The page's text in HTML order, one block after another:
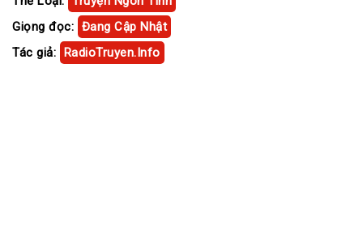
Giọng đọc: Đang Cập Nhật
Tác giả: RadioTruyen.Info